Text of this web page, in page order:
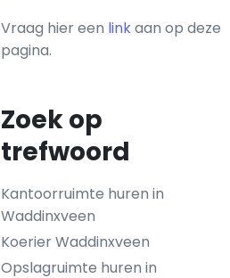
Vraag hier een linkaan op deze
pagina.
Zoek op
trefwoord
Kantoorruimte huren in
Waddinxveen
Koerier Waddinxveen
Opslagruimte huren in